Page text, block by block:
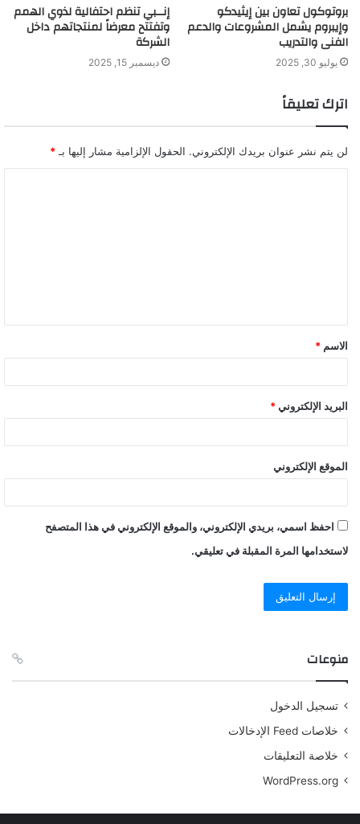
بروتوكول تعاون بين إيثيدكو
وإيبروم يشمل المشروعات والدعم
الفنى والتدريب
يوليو 30, 2025
إنــبي تنظم احتفالية لذوي الهمم
وتفتتح معرضاً لمنتجاتهم داخل
الشركة
ديسمبر 15, 2025
اترك تعليقاً
لن يتم نشر عنوان بريدك الإلكتروني. الحقول الإلزامية مشار إليها بـ *
ق
*
الاسم *
البريد الإلكتروني *
الموقع الإلكتروني
احفظ اسمي، بريدي الإلكتروني، والموقع الإلكتروني في هذا المتصفح
لاستخدامها المرة المقبلة في تعليقي.
منوعات
تسجيل الدخول
خلاصات Feed الإدخالات
خلاصة التعليقات
WordPress.org